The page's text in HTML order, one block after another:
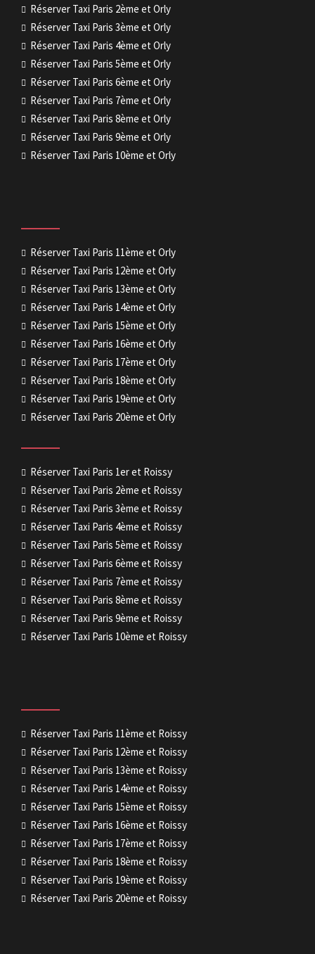
Réserver Taxi Paris 2ème et Orly
Réserver Taxi Paris 3ème et Orly
Réserver Taxi Paris 4ème et Orly
Réserver Taxi Paris 5ème et Orly
Réserver Taxi Paris 6ème et Orly
Réserver Taxi Paris 7ème et Orly
Réserver Taxi Paris 8ème et Orly
Réserver Taxi Paris 9ème et Orly
Réserver Taxi Paris 10ème et Orly
Réserver Taxi Paris 11ème et Orly
Réserver Taxi Paris 12ème et Orly
Réserver Taxi Paris 13ème et Orly
Réserver Taxi Paris 14ème et Orly
Réserver Taxi Paris 15ème et Orly
Réserver Taxi Paris 16ème et Orly
Réserver Taxi Paris 17ème et Orly
Réserver Taxi Paris 18ème et Orly
Réserver Taxi Paris 19ème et Orly
Réserver Taxi Paris 20ème et Orly
Réserver Taxi Paris 1er et Roissy
Réserver Taxi Paris 2ème et Roissy
Réserver Taxi Paris 3ème et Roissy
Réserver Taxi Paris 4ème et Roissy
Réserver Taxi Paris 5ème et Roissy
Réserver Taxi Paris 6ème et Roissy
Réserver Taxi Paris 7ème et Roissy
Réserver Taxi Paris 8ème et Roissy
Réserver Taxi Paris 9ème et Roissy
Réserver Taxi Paris 10ème et Roissy
Réserver Taxi Paris 11ème et Roissy
Réserver Taxi Paris 12ème et Roissy
Réserver Taxi Paris 13ème et Roissy
Réserver Taxi Paris 14ème et Roissy
Réserver Taxi Paris 15ème et Roissy
Réserver Taxi Paris 16ème et Roissy
Réserver Taxi Paris 17ème et Roissy
Réserver Taxi Paris 18ème et Roissy
Réserver Taxi Paris 19ème et Roissy
Réserver Taxi Paris 20ème et Roissy